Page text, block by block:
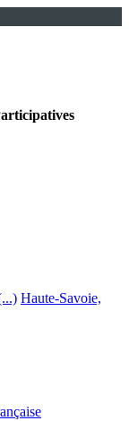
Haute-Savoie,